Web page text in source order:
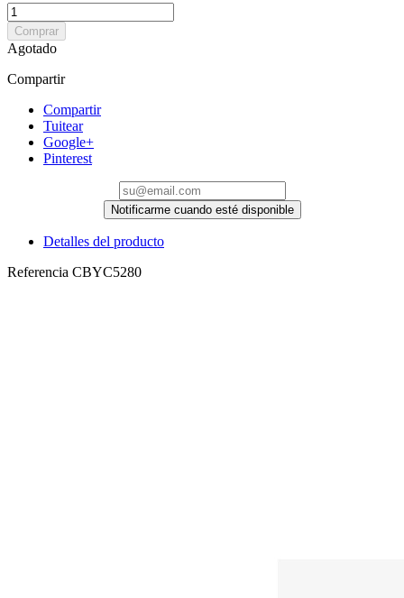
Comprar
Agotado
Compartir
Compartir
Tuitear
Google+
Pinterest
Notificarme cuando esté disponible
Detalles del producto
Referencia CBYC5280